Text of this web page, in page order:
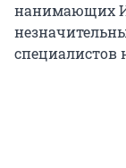
нанимающих
специалистов